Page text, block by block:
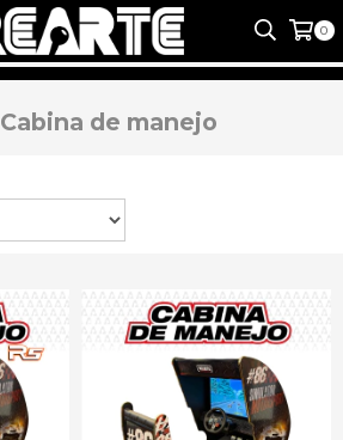
0
Cabina de manejo